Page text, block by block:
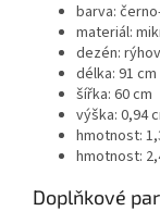
barva:
materiál:
dezén:
délka: 91 cm
šířka: 60 cm
výška: 0,94
hmotnost:
hmotnost:
Doplňkové